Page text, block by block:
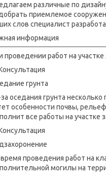
различные по
приемлемое
слов специалист
информация
проведении работ на
грунта
оседания грунта
особенности почвы,
все работы на участке
проведения работ на
могилы на